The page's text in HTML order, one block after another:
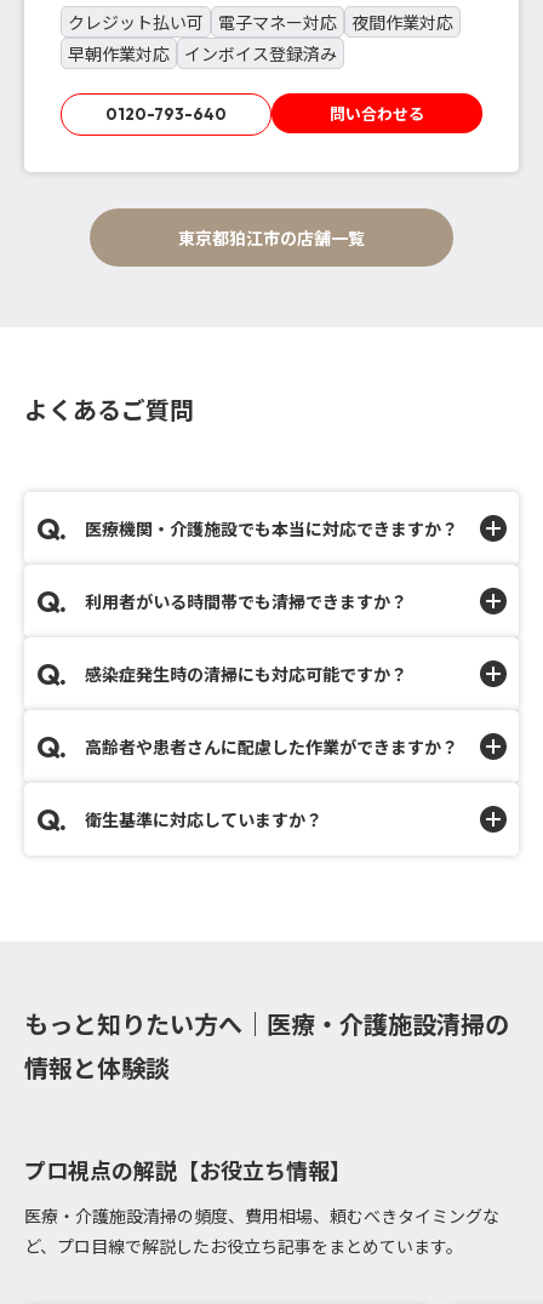
クレジット払い可 電子マネー対応
夜間作業対応
早朝作業対応
インボイス登録済み
0120-793-640 問い合わせる
東京都狛江市の店舗一覧
よくあるご質問
医療機関・介護施設でも本当に対応できますか？
利用者がいる時間帯でも清掃できますか？
感染症発生時の清掃にも対応可能ですか？
高齢者や患者さんに配慮した作業ができますか？
衛生基準に対応していますか？
もっと知りたい方へ｜医療・介護施設清掃の
情報と体験談
プロ視点の解説【お役立ち情報】
医療・介護施設清掃の頻度、費用相場、頼むべきタイミングな
ど、プロ目線で解説したお役立ち記事をまとめています。